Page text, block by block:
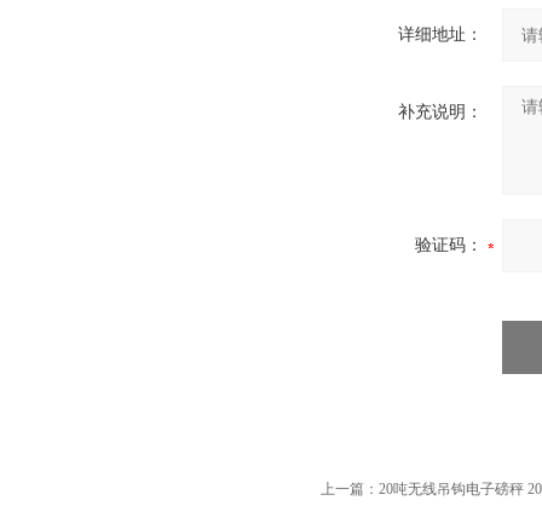
详细地址：
补充说明：
验证码：
上一篇： 20吨无线吊钩电子磅秤